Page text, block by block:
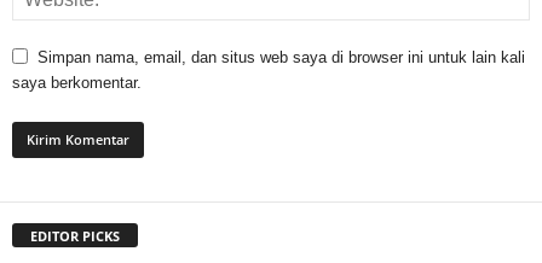
Simpan nama, email, dan situs web saya di browser ini untuk lain kali
saya berkomentar.
EDITOR PICKS